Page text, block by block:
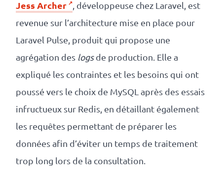
Jess Archer
, développeuse chez Laravel, est
revenue sur l’architecture mise en place pour
Laravel Pulse, produit qui propose une
agrégation des logsde production. Elle a
expliqué les contraintes et les besoins qui ont
poussé vers le choix de MySQL après des essais
infructueux sur Redis, en détaillant également
les requêtes permettant de préparer les
données afin d’éviter un temps de traitement
trop long lors de la consultation.